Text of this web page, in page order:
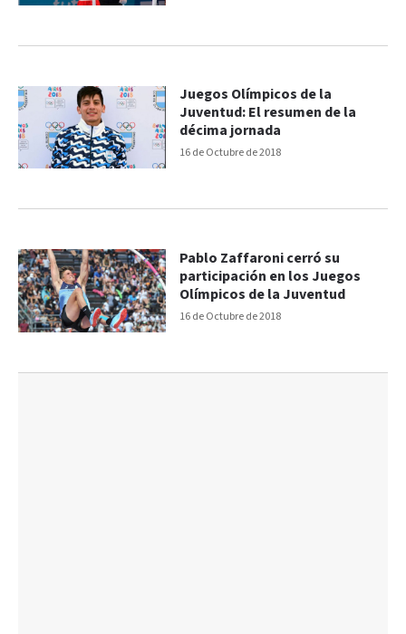
16 de Octubre de 2018
Juegos Olímpicos de la
Juventud: El resumen de la
décima jornada
16 de Octubre de 2018
Pablo Zaffaroni cerró su
participación en los Juegos
Olímpicos de la Juventud